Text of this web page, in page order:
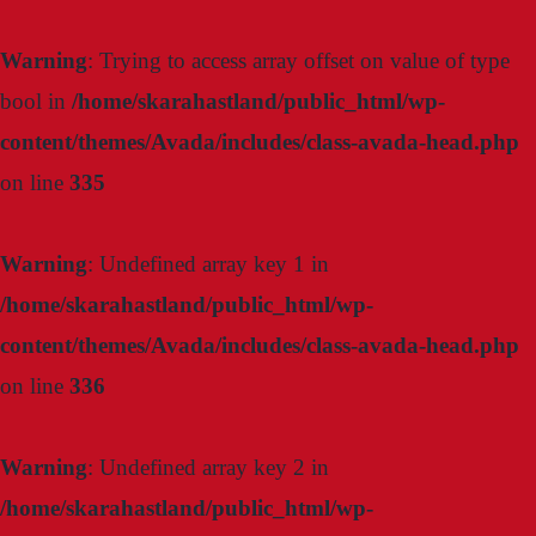
Warning: Trying to access array offset on value of type
bool in /home/skarahastland/public_html/wp-
content/themes/Avada/includes/class-avada-head.php
on line 335
Warning: Undefined array key 1 in
/home/skarahastland/public_html/wp-
content/themes/Avada/includes/class-avada-head.php
on line 336
Warning: Undefined array key 2 in
/home/skarahastland/public_html/wp-